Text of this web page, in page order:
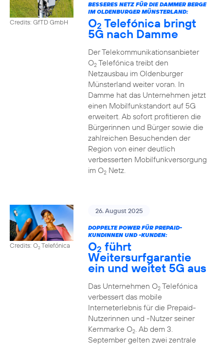
Credits: GfTD GmbH
BESSERES NETZ FÜR DIE DAMMER BERGE
IM OLDENBURGER MÜNSTERLAND:
O2 Telefónica bringt
5G nach Damme
Der Telekommunikationsanbieter
O2Telefónica treibt den
Netzausbau im Oldenburger
Münsterland weiter voran. In
Damme hat das Unternehmen jetzt
einen Mobilfunkstandort auf 5G
erweitert. Ab sofort profitieren die
Bürgerinnen und Bürger sowie die
zahlreichen Besuchenden der
Region von einer deutlich
verbesserten Mobilfunkversorgung
im O2Netz.
Credits: O2Telefónica
26. August 2025
DOPPELTE POWER FÜR PREPAID-
KUNDINNEN UND -KUNDEN:
O2 führt
Weitersurfgarantie
ein und weitet 5G aus
Das Unternehmen O2Telefónica
verbessert das mobile
Interneterlebnis für die Prepaid-
Nutzerinnen und -Nutzer seiner
Kernmarke O2. Ab dem 3.
September gelten zwei zentrale